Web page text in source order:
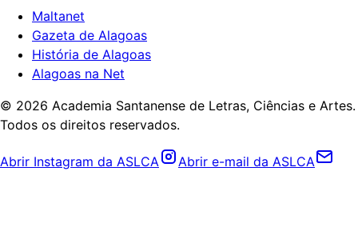
Maltanet
Gazeta de Alagoas
História de Alagoas
Alagoas na Net
© 2026 Academia Santanense de Letras, Ciências e Artes.
Todos os direitos reservados.
Abrir Instagram da ASLCA Abrir e-mail da ASLCA